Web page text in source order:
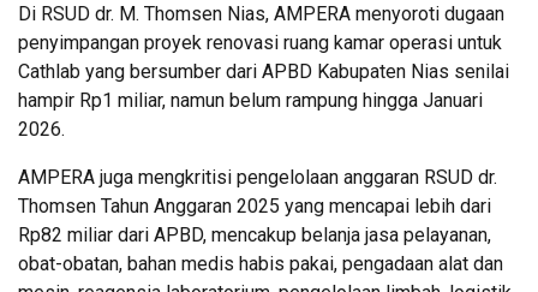
Di RSUD dr. M. Thomsen Nias, AMPERA menyoroti dugaan
penyimpangan proyek renovasi ruang kamar operasi untuk
Cathlab yang bersumber dari APBD Kabupaten Nias senilai
hampir Rp1 miliar, namun belum rampung hingga Januari
2026.
AMPERA juga mengkritisi pengelolaan anggaran RSUD dr.
Thomsen Tahun Anggaran 2025 yang mencapai lebih dari
Rp82 miliar dari APBD, mencakup belanja jasa pelayanan,
obat-obatan, bahan medis habis pakai, pengadaan alat dan